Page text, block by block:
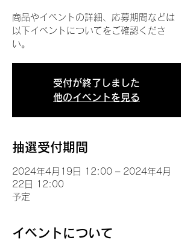
商品やイベントの詳細、応募期間などは
以下イベントについてをご確認くださ
い。
受付が終了しました
他のイベントを見る
抽選受付期間
2024年4月19日 12:00 – 2024年4月
22日 12:00
予定
イベントについて